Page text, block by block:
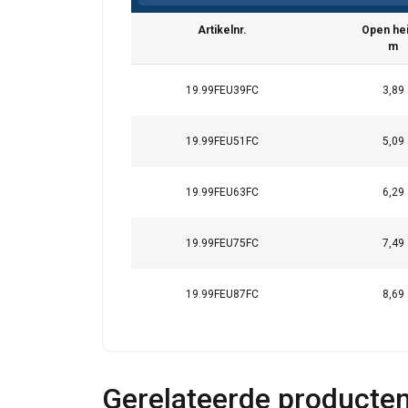
Artikelnr.
Open
m
19.99FEU39FC 3,89
19.99FEU51FC 5,09
19.99FEU63FC 6,29
19.99FEU75FC 7,49
19.99FEU87FC 8,69
Gerelateerde
Deze
We gebruiken
delen ook
kunnen
uw gebruik van hun